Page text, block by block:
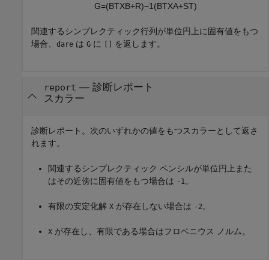
G=(BTXB+R)−1 (BTXA+ST)
関連するシンプレクティック行列が単位円上に固有値をもつ
場合、 dare は G に [] を返します。
report — 診断レポート
スカラー
診断レポート。次のいずれかの値をもつスカラーとして返さ
れます。
関連するシンプレクティック ペンシルが単位円上また
はその近傍に固有値をもつ場合は -1 。
有限の安定化解 X が存在しない場合は -2 。
X が存在し、有限である場合はフロベニウス ノルム。